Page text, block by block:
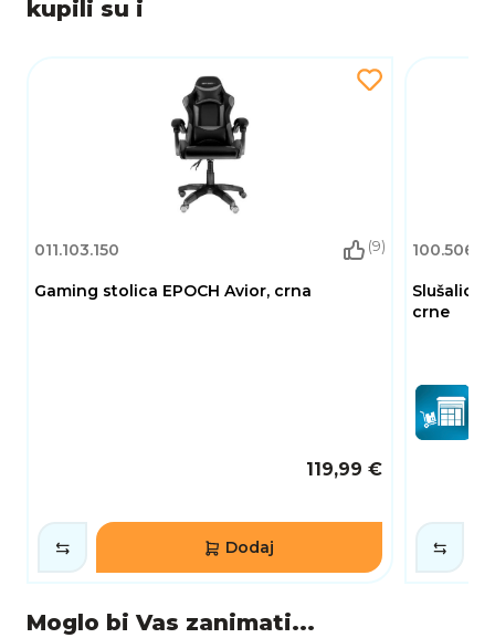
kupili su i
011.103.150 (9)
Gaming stolica EPOCH Avior, crna
119,99 €
Dodaj
Slušalice
crne
Moglo bi Vas zanimati...